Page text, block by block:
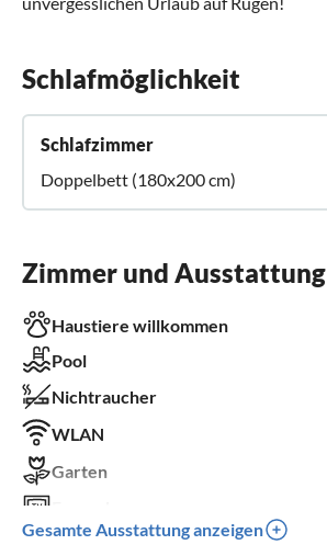
Schlafmöglichkeit
Schlafzimmer
Doppelbett (180x200 cm)
Zimmer und Ausstattung
Haustiere willkommen
Pool
Nichtraucher
WLAN
Garten
Terrasse
Gesamte Ausstattung anzeigen